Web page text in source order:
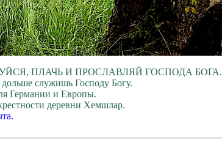
ПЛАЧЬ И ПРОСЛАВЛЯЙ ГОСПОДА БОГА.
служишь Господу Богу.
Германии и Европы.
деревни Хемшлар.